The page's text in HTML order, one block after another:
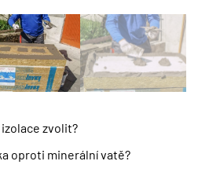
zvolit?
oproti minerální vatě?